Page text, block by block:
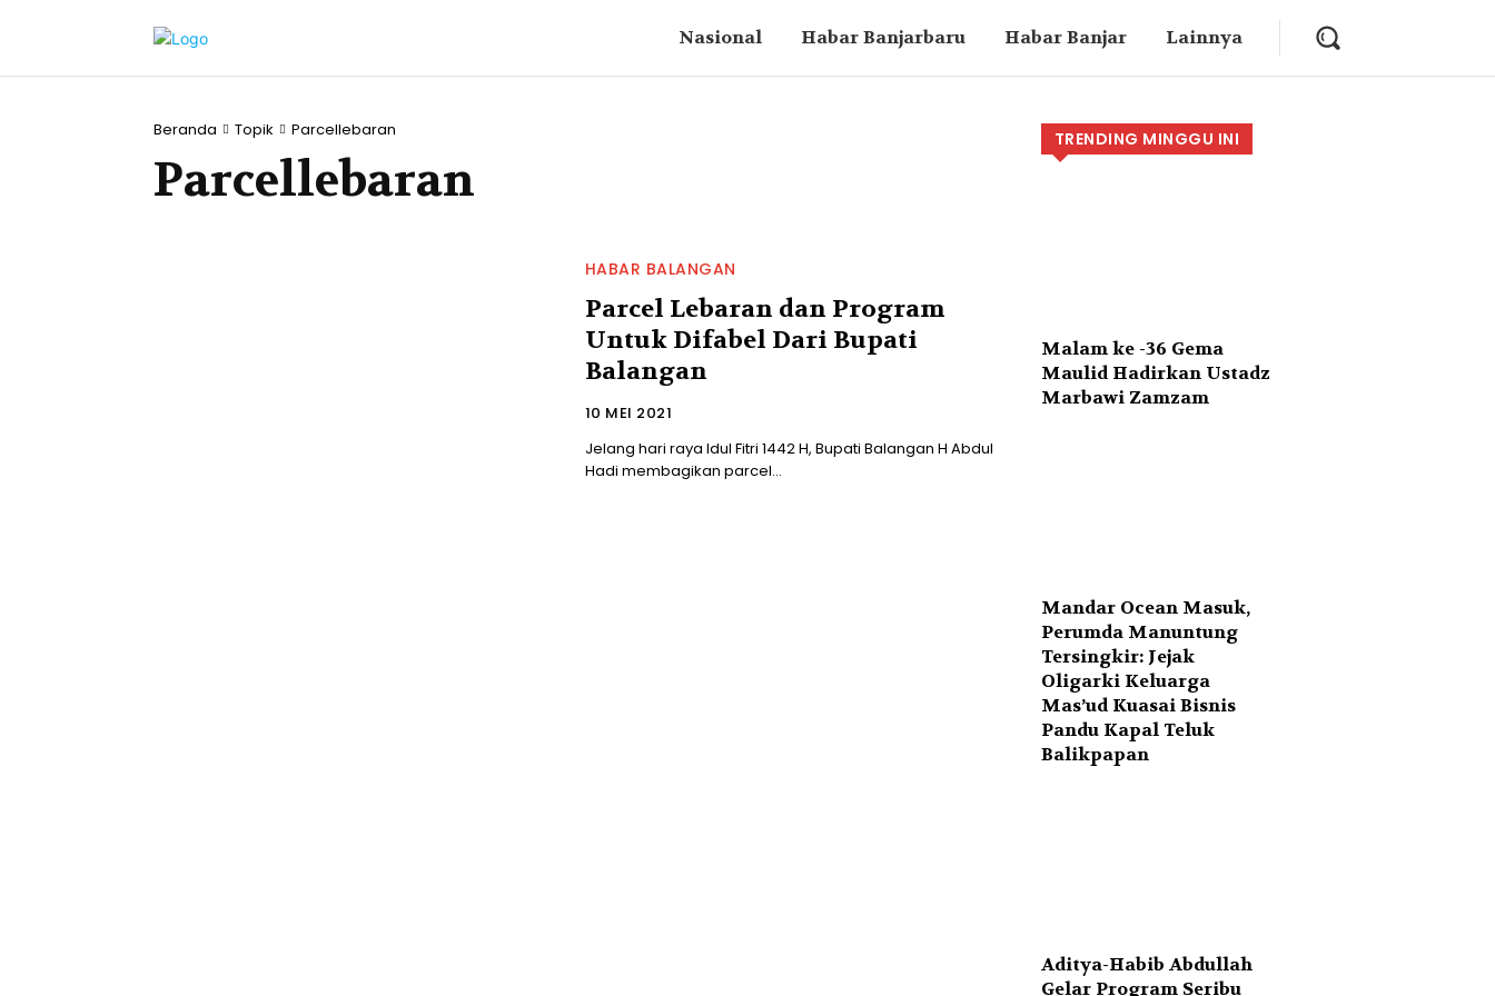
Nasional Habar Banjarbaru Habar Banjar Lainnya
Beranda Topik Parcellebaran
Parcellebaran
HABAR BALANGAN
Parcel Lebaran dan Program
Untuk Difabel Dari Bupati
Balangan
10 MEI 2021
Jelang hari raya Idul Fitri 1442 H, Bupati Balangan H Abdul
Hadi membagikan parcel...
TRENDING MINGGU INI
Malam ke -36 Gema
Maulid Hadirkan Ustadz
Marbawi Zamzam
Mandar Ocean Masuk,
Perumda Manuntung
Tersingkir: Jejak
Oligarki Keluarga
Mas’ud Kuasai Bisnis
Pandu Kapal Teluk
Balikpapan
Aditya-Habib Abdullah
Gelar Program Seribu